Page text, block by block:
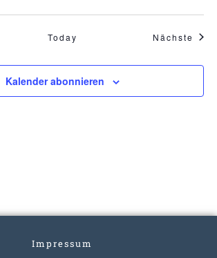
Today Nächste
Kalender abonnieren
Impressum